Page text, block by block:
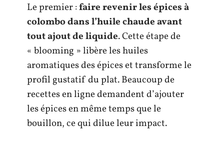
Le premier :faire revenir les épices à
colombo dans l’huile chaude avant
tout ajout de liquide. Cette étape de
« blooming » libère les huiles
aromatiques des épices et transforme le
profil gustatif du plat. Beaucoup de
recettes en ligne demandent d’ajouter
les épices en même temps que le
bouillon, ce qui dilue leur impact.